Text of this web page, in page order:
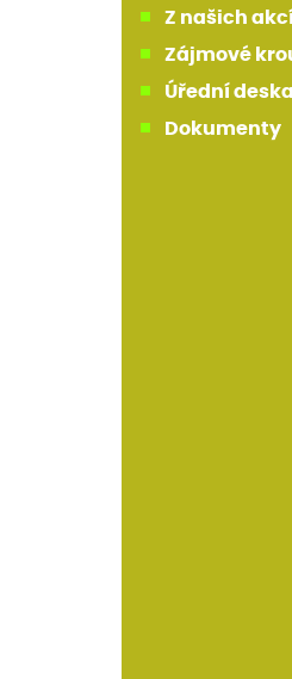
Z našich akcí
Zájmové
Úřední deska
Dokumenty